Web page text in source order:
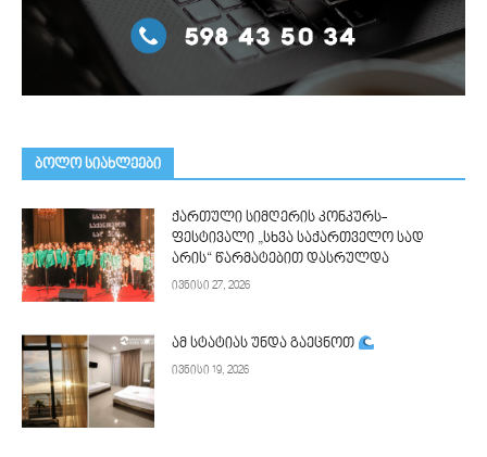
ᲑᲝᲚᲝ ᲡᲘᲐᲮᲚᲔᲔᲑᲘ
ქართული სიმღერის კონკურს-
ფესტივალი „სხვა საქართველო სად
არის“ წარმატებით დასრულდა
ივნისი 27, 2026
ამ სტატიას უნდა გაეცნოთ
ივნისი 19, 2026